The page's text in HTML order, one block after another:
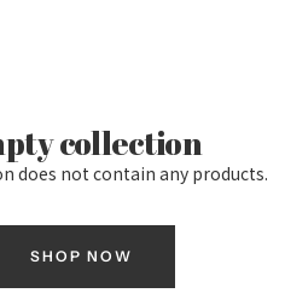
collection
does not contain any products.
SHOP NOW